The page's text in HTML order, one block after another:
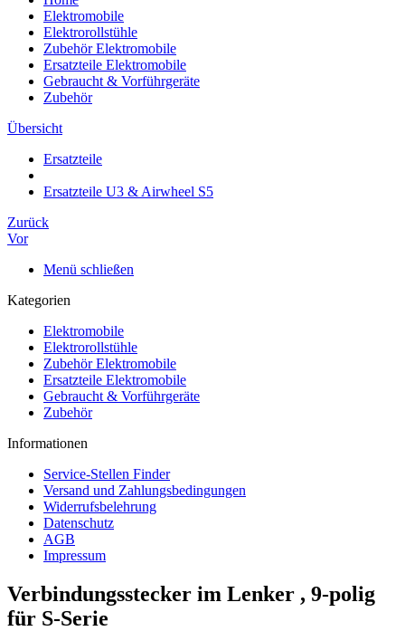
Elektromobile
Elektrorollstühle
Zubehör Elektromobile
Ersatzteile Elektromobile
Gebraucht & Vorführgeräte
Zubehör
Übersicht
Ersatzteile
Ersatzteile U3 & Airwheel S5
Zurück
Vor
Menü schließen
Kategorien
Elektromobile
Elektrorollstühle
Zubehör Elektromobile
Ersatzteile Elektromobile
Gebraucht & Vorführgeräte
Zubehör
Informationen
Service-Stellen Finder
Versand und Zahlungsbedingungen
Widerrufsbelehrung
Datenschutz
AGB
Impressum
Verbindungsstecker im Lenker , 9-polig
für S-Serie